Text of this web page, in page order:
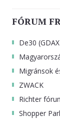
FÓRUM
De30
Migránsok
ZWACK
Richter
Shopper